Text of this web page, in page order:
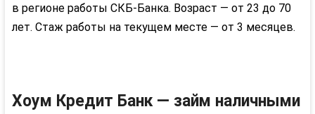
в регионе работы СКБ-Банка. Возраст — от 23 до 70
лет. Стаж работы на текущем месте — от 3 месяцев.
Хоум Кредит Банк — займ наличными